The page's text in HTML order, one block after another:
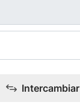
Intercambiar